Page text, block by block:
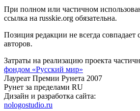
При полном или частичном
ссылка на russkie.org обязательна.
Позиция редакции не всегда совпадает
авторов.
Затраты на реализацию проекта
фондом «Русский мир»
Лауреат Премии Рунета 2007
Рунет за пределами RU
Дизайн и разработка сайта:
nologostudio.ru